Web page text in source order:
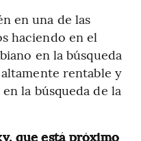
en una de las
haciendo en el
en la búsqueda
rentable y
la búsqueda de la
que está próximo